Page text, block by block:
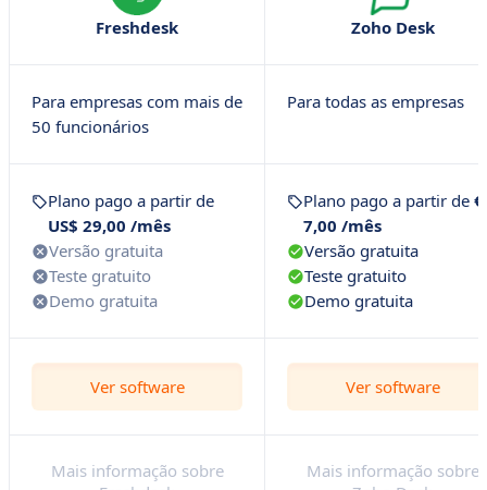
Freshdesk Zoho Desk
Para empresas com mais de
50 funcionários
Para todas as empresas
Plano pago a partir de
US$ 29,00 /mês
Versão gratuita
Teste gratuito
Demo gratuita
Plano pago a partir de €
7,00 /mês
Versão gratuita
Teste gratuito
Demo gratuita
Ver software Ver software
Mais informação sobre
Mais informação sobre